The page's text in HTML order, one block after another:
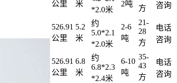
公里
米
*2.0米
2吨
方
咨询
526.91
公里
5.2
米
约
5.0*2.1
*2.0米
2-6
吨
21-
28
方
电话
咨询
526.91
公里
6.8
米
约
6.8*2.3
*2.4米
6-10
吨
35-
43
方
电话
咨询